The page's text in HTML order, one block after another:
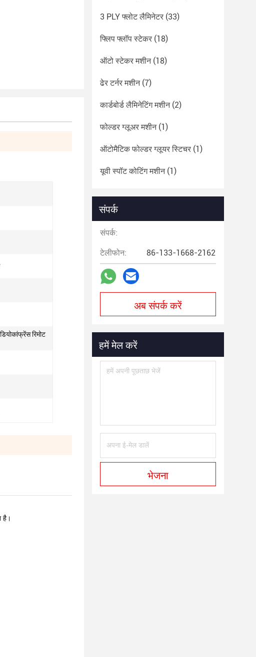
रिमोट
है।
3 PLY फ्लोट लैमिनेटर (33)
फ्लिप फ्लॉप स्टेकर (18)
ऑटो स्टेकर मशीन(18)
ढेर टर्नर मशीन(7)
कार्डबोर्ड लैमिनेटिंग मशीन(2)
फोल्डर ग्लूअर मशीन(1)
ऑटोमैटिक फोल्डर ग्लूयर स्टिचर (1)
यूवी स्पॉट कोटिंग मशीन(1)
संपर्क
संपर्क:
टेलीफोन: 86-133-1668-2162
अब संपर्क करें
हमें मेल करें
भेजना